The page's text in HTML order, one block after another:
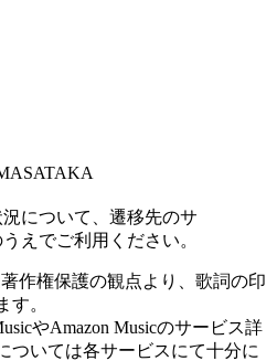
について、遷移先のサ
えでご利用ください。
作権保護の観点より、歌詞の印
す。
やAmazon Musicのサービス詳
ついては各サービスにて十分に